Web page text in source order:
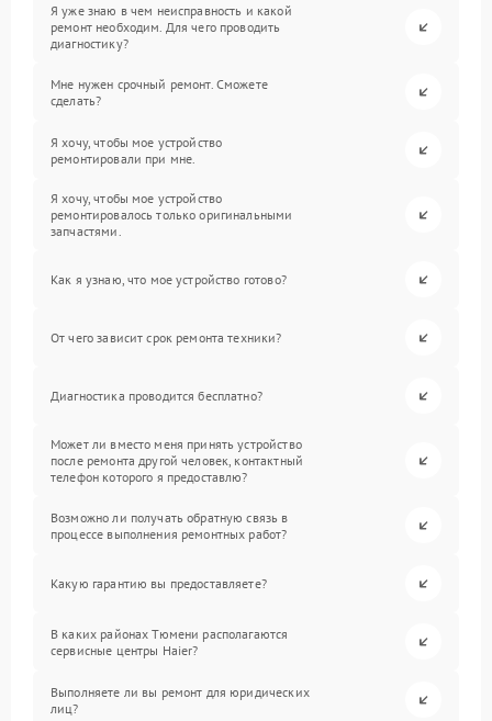
Я уже знаю в чем неисправность и какой
ремонт необходим. Для чего проводить
диагностику?
Мне нужен срочный ремонт. Сможете
сделать?
Я хочу, чтобы мое устройство
ремонтировали при мне.
Я хочу, чтобы мое устройство
ремонтировалось только оригинальными
запчастями.
Как я узнаю, что мое устройство готово?
От чего зависит срок ремонта техники?
Диагностика проводится бесплатно?
Может ли вместо меня принять устройство
после ремонта другой человек, контактный
телефон которого я предоставлю?
Возможно ли получать обратную связь в
процессе выполнения ремонтных работ?
Какую гарантию вы предоставляете?
В каких районах Тюмени располагаются
сервисные центры Haier?
Выполняете ли вы ремонт для юридических
лиц?